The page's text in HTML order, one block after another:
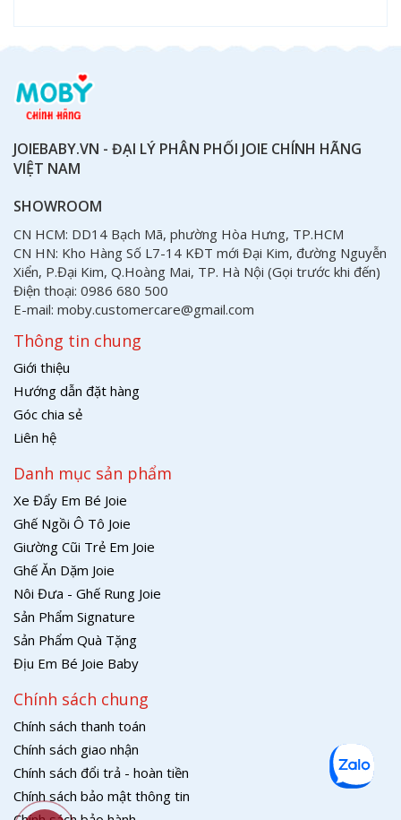
JOIEBABY.VN - ĐẠI LÝ PHÂN PHỐI JOIE CHÍNH HÃNG
VIỆT NAM
SHOWROOM
CN HCM: DD14 Bạch Mã, phường Hòa Hưng, TP.HCM
CN HN: Kho Hàng Số L7-14 KĐT mới Đại Kim, đường Nguyễn
Xiển, P.Đại Kim, Q.Hoàng Mai, TP. Hà Nội (Gọi trước khi đến)
Điện thoại: 0986 680 500
E-mail: moby.customercare@gmail.com
Thông tin chung
Giới thiệu
Hướng dẫn đặt hàng
Góc chia sẻ
Liên hệ
Danh mục sản phẩm
Xe Đẩy Em Bé Joie
Ghế Ngồi Ô Tô Joie
Giường Cũi Trẻ Em Joie
Ghế Ăn Dặm Joie
Nôi Đưa - Ghế Rung Joie
Sản Phẩm Signature
Sản Phẩm Quà Tặng
Địu Em Bé Joie Baby
Chính sách chung
Chính sách thanh toán
Chính sách giao nhận
Chính sách đổi trả - hoàn tiền
Chính sách bảo mật thông tin